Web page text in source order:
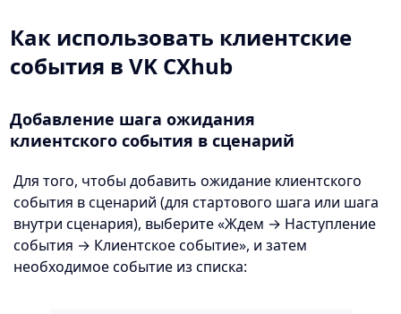
Как использовать клиентские
события в VK CXhub
Добавление шага ожидания
клиентского события в сценарий
Для того, чтобы добавить ожидание клиентского
события в сценарий (для стартового шага или шага
внутри сценария), выберите «Ждем → Наступление
события → Клиентское событие», и затем
необходимое событие из списка: